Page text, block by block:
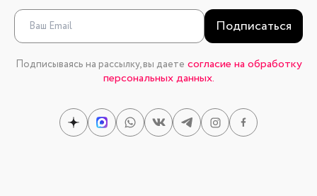
Подписаться
Подписываясь на рассылку, вы даете согласие на обработку
персональных данных.